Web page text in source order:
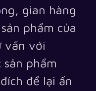
gian hàng
phẩm của
vấn với
sản phẩm
để lại ấn